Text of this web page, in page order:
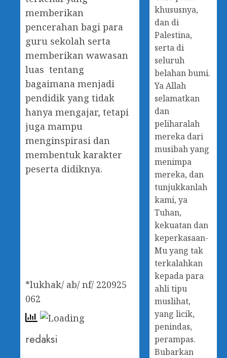
memberikan
pencerahan bagi para
guru sekolah serta
memberikan wawasan
luas tentang
bagaimana menjadi
pendidik yang tidak
hanya mengajar, tetapi
juga mampu
menginspirasi dan
membentuk karakter
peserta didiknya.
*lukhak/ ab/ nf/ 220925
062
redaksi
khususnya,
dan di
Palestina,
serta di
seluruh
belahan bumi.
Ya Allah
selamatkan
dan
peliharalah
mereka dari
musibah yang
menimpa
mereka, dan
tunjukkanlah
kami, ya
Tuhan,
kekuatan dan
keperkasaan-
Mu yang tak
terkalahkan
kepada para
ahli tipu
muslihat,
yang licik,
penindas,
perampas.
Bubarkan